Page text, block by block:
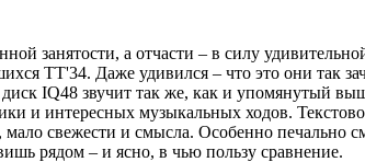
занятости, а отчасти – в силу
ТТ'34. Даже удивился – что это они так
IQ48 звучит так же, как и упомянутый
и интересных музыкальных ходов.
свежести и смысла. Особенно печально
рядом – и ясно, в чью пользу сравнение.